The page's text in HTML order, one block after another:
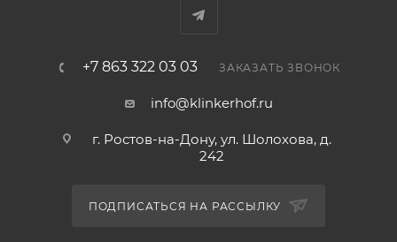
+7 863 322 03 03 ЗАКАЗАТЬ ЗВОНОК
info@klinkerhof.ru
г. Ростов-на-Дону, ул. Шолохова, д.
242
ПОДПИСАТЬСЯ НА РАССЫЛКУ